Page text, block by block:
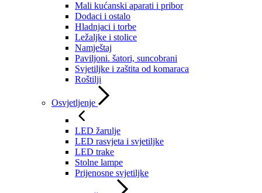
Mali kućanski aparati i pribor
Dodaci i ostalo
Hladnjaci i torbe
Ležaljke i stolice
Namještaj
Paviljoni. šatori, suncobrani
Svjetiljke i zaštita od komaraca
Roštilji
Osvjetljenje
LED žarulje
LED rasvjeta i svjetiljke
LED trake
Stolne lampe
Prijenosne svjetiljke